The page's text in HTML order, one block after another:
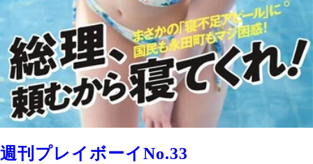
週刊プレイボーイNo.33